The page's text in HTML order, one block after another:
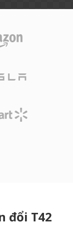
đổi T42